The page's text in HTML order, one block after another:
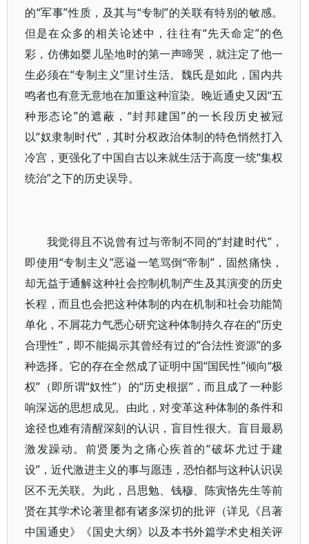
的“军事”性质，及其与“专制”的关联有特别的敏感。
但是在众多的相关论述中，往往有“先天命定”的色
彩，仿佛如婴儿坠地时的第一声啼哭，就注定了他一
生必须在“专制主义”里讨生活。魏氏是如此，国内共
鸣者也有意无意地在加重这种渲染。晚近通史又因“五
种形态论”的遮蔽，“封邦建国”的一长段历史被冠
以“奴隶制时代”，其时分权政治体制的特色悄然打入
冷宫，更强化了中国自古以来就生活于高度一统“集权
统治”之下的历史误导。
我觉得且不说曾有过与帝制不同的“封建时代”，
即使用“专制主义”恶谥一笔骂倒“帝制”，固然痛快，
却无益于通解这种社会控制机制产生及其演变的历史
长程，而且也会把这种体制的内在机制和社会功能简
单化，不屑花力气悉心研究这种体制持久存在的“历史
合理性”，即不能揭示其曾经有过的“合法性资源”的多
种选择。它的存在全然成了证明中国“国民性”倾向“极
权”（即所谓“奴性”）的“历史根据”，而且成了一种影
响深远的思想成见。由此，对变革这种体制的条件和
途径也难有清醒深刻的认识，盲目性很大。盲目最易
激发躁动。前贤屡为之痛心疾首的“破坏尤过于建
设”，近代激进主义的事与愿违，恐怕都与这种认识误
区不无关联。为此，吕思勉、钱穆、陈寅恪先生等前
贤在其学术论著里都有诸多深切的批评（详见《吕著
中国通史》《国史大纲》以及本书外篇学术史相关评